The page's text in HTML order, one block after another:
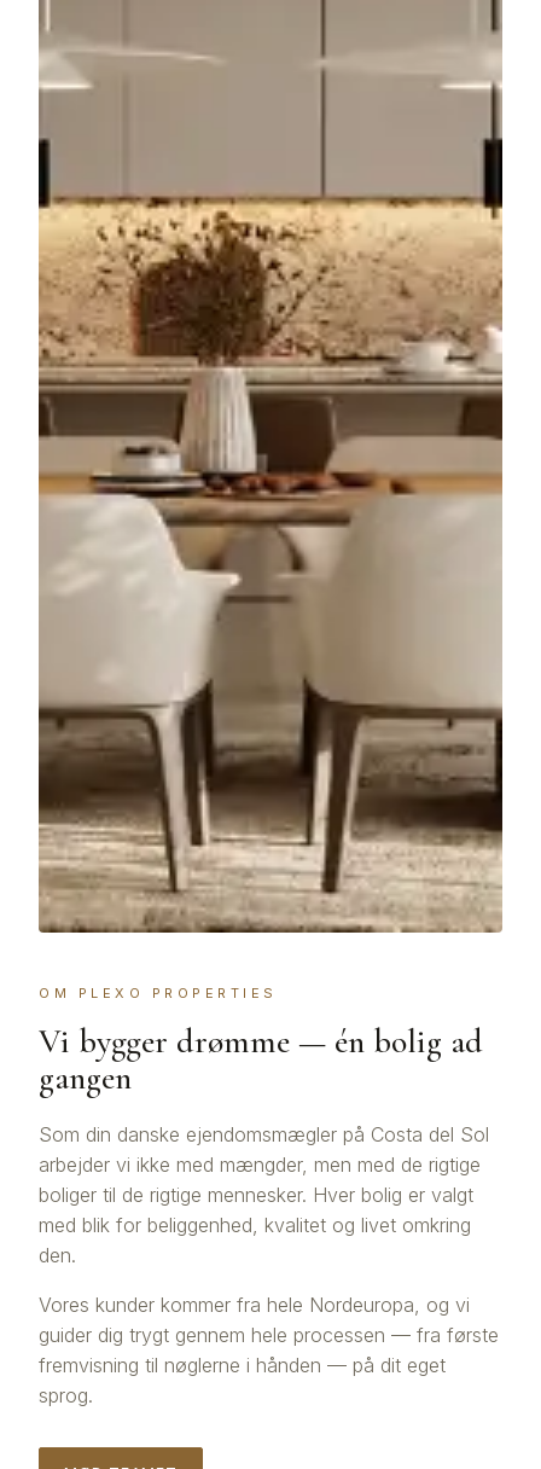
OM PLEXO PROPERTIES
Vi bygger drømme — én bolig ad
gangen
Som din danske ejendomsmægler på Costa del Sol
arbejder vi ikke med mængder, men med de rigtige
boliger til de rigtige mennesker. Hver bolig er valgt
med blik for beliggenhed, kvalitet og livet omkring
den.
Vores kunder kommer fra hele Nordeuropa, og vi
guider dig trygt gennem hele processen — fra første
fremvisning til nøglerne i hånden — på dit eget
sprog.